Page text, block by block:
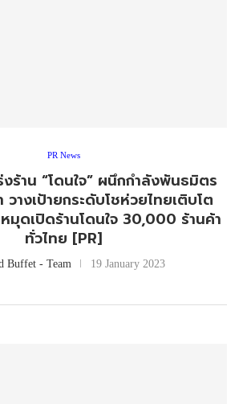
PR News
งร้าน “โดนใจ” ผนึกกำลังพันธมิตร
างเป้ายกระดับโชห่วยไทยเติบโต
มุดเปิดร้านโดนใจ 30,000 ร้านค้า
ทั่วไทย [PR]
Buffet - Team 19 January 2023